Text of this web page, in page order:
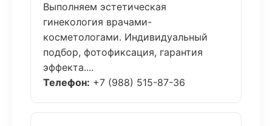
Выполняем эстетическая
гинекология врачами-
косметологами. Индивидуальный
подбор, фотофиксация, гарантия
эффекта....
Телефон: +7 (988) 515-87-36